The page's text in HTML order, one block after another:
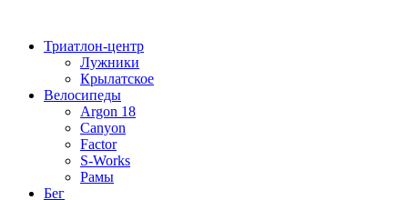
содержимому
Триатлон-центр
Лужники
Крылатское
Велосипеды
Argon 18
Canyon
Factor
S-Works
Рамы
Бег